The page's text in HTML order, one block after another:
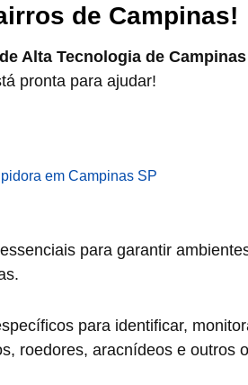
de Campinas!
Alta Tecnologia de
pronta para ajudar!
para garantir
para identificar,
roedores, aracnídeos e outros